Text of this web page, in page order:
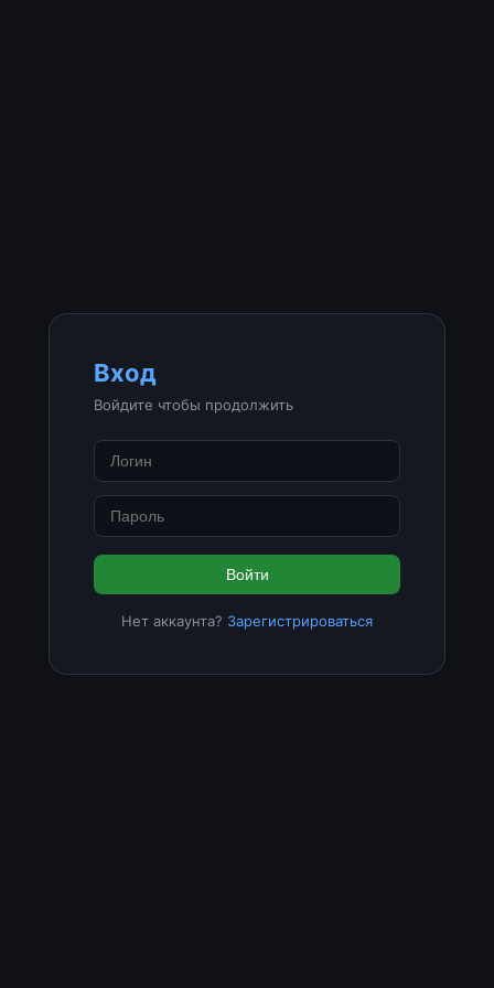
Вход
Войдите чтобы продолжить
Войти
Нет аккаунта? Зарегистрироваться